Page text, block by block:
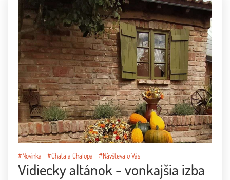
#Novinka #Chata a Chalupa #Návšteva u Vás
Vidiecky altánok - vonkajšia izba